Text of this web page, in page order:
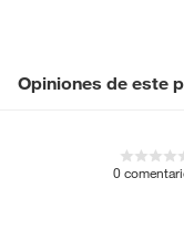
Opiniones de este
0